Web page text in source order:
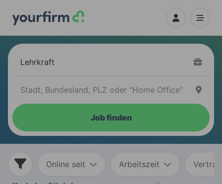
Job finden
Online seit Arbeitszeit